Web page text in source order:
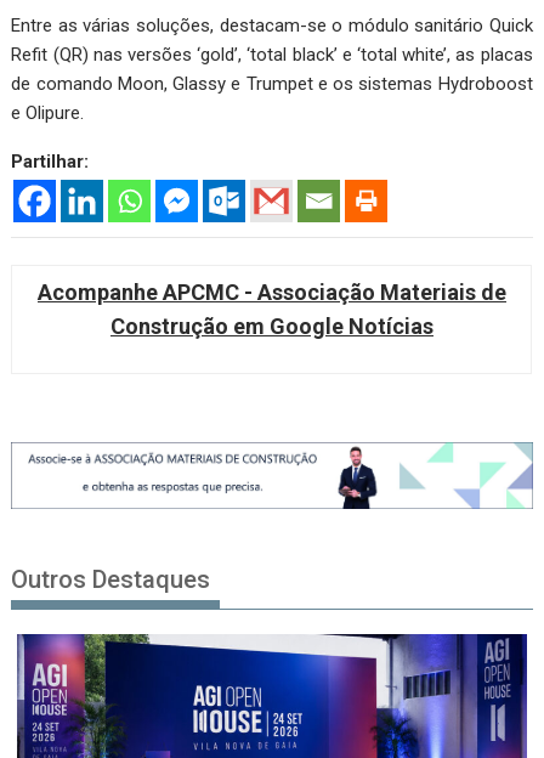
Entre as várias soluções, destacam-se o módulo sanitário Quick
Refit (QR) nas versões ‘gold’, ‘total black’ e ‘total white’, as placas
de comando Moon, Glassy e Trumpet e os sistemas Hydroboost
e Olipure.
Partilhar:
Acompanhe APCMC - Associação Materiais de
Construção em Google Notícias
Outros Destaques